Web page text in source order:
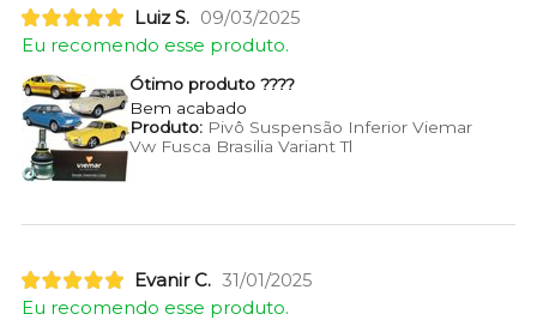
Luiz S. 09/03/2025
Eu recomendo esse produto.
Ótimo produto ????
Bem acabado
Produto:Pivô Suspensão Inferior Viemar
Vw Fusca Brasilia Variant Tl
Evanir C. 31/01/2025
Eu recomendo esse produto.